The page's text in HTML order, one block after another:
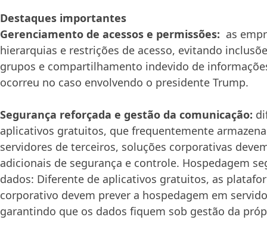
Destaques importantes
Gerenciamento de acessos e permissões: as
hierarquias e restrições de acesso, evitando
grupos e compartilhamento indevido de
ocorreu no caso envolvendo o presidente Trump.
Segurança reforçada e gestão da comunicação:
aplicativos gratuitos, que frequentemente
servidores de terceiros, soluções corporativas
adicionais de segurança e controle. Hospedagem
dados: Diferente de aplicativos gratuitos, as
corporativo devem prever a hospedagem em
garantindo que os dados fiquem sob gestão da